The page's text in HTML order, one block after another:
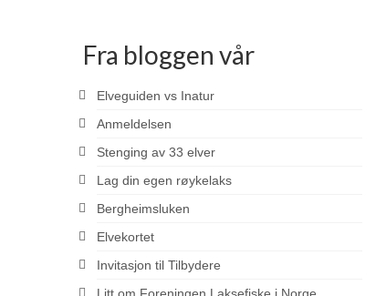
Fra bloggen vår
Elveguiden vs Inatur
Anmeldelsen
Stenging av 33 elver
Lag din egen røykelaks
Bergheimsluken
Elvekortet
Invitasjon til Tilbydere
Litt om Foreningen Laksefiske i Norge